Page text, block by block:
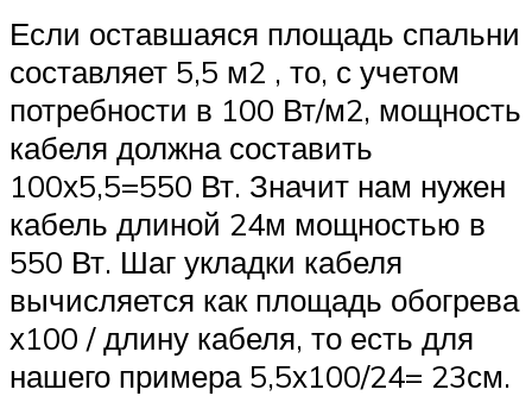
Если оставшаяся площадь спальни
составляет 5,5 м2 , то, с учетом
потребности в 100 Вт/м2, мощность
кабеля должна составить
100х5,5=550 Вт. Значит нам нужен
кабель длиной 24м мощностью в
550 Вт. Шаг укладки кабеля
вычисляется как площадь обогрева
х100 / длину кабеля, то есть для
нашего примера 5,5х100/24= 23см.